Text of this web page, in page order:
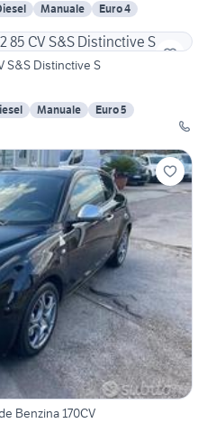
Manuale
Euro 4
S&S Distinctive S
Manuale
Euro 5
Benzina 170CV